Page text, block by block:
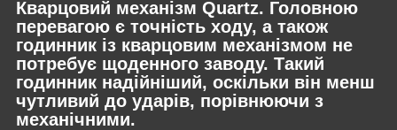
Кварцовий механізм Quartz. Головною
перевагою є точність ходу, а також
годинник із кварцовим механізмом не
потребує щоденного заводу. Такий
годинник надійніший, оскільки він менш
чутливий до ударів, порівнюючи з
механічними.